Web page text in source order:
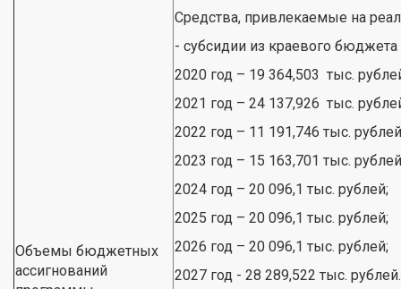
Объемы бюджетных
ассигнований
Средства, привлекаемые на
- субсидии из краевого
2020 год – 19 364,503 тыс.
2021 год – 24 137,926 тыс.
2022 год – 11 191,746 тыс.
2023 год – 15 163,701 тыс.
2024 год – 20 096,1 тыс. рублей;
2025 год – 20 096,1 тыс. рублей;
2026 год – 20 096,1 тыс. рублей;
2027 год - 28 289,522 тыс. рублей.